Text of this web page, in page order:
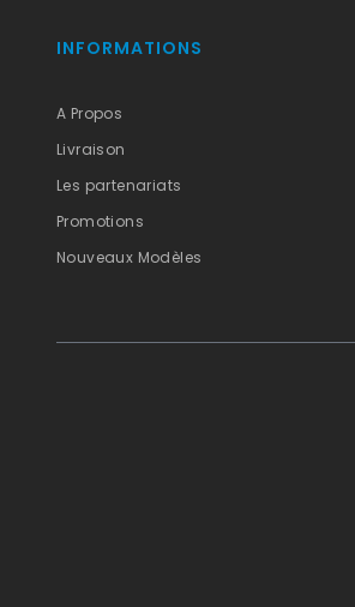
INFORMATIONS
A Propos
Livraison
Les partenariats
Promotions
Nouveaux Modèles